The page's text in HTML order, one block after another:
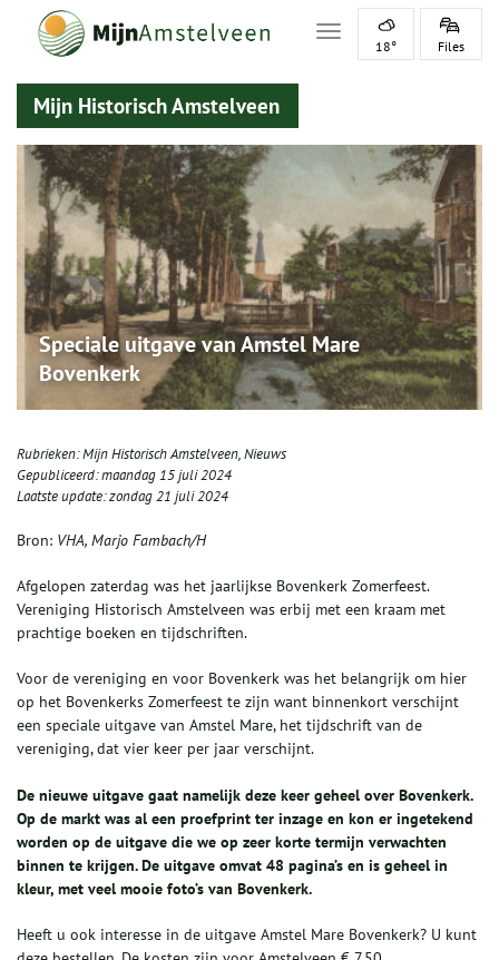
Toggle navigation
18° Files
Mijn Historisch Amstelveen
Speciale uitgave van Amstel Mare
Bovenkerk
Rubrieken:Mijn Historisch Amstelveen,Nieuws
Gepubliceerd:maandag 15 juli 2024
Laatste update:zondag 21 juli 2024
Bron: VHA, Marjo Fambach/H
Afgelopen zaterdag was het jaarlijkse Bovenkerk Zomerfeest.
Vereniging Historisch Amstelveen was erbij met een kraam met
prachtige boeken en tijdschriften.
Voor de vereniging en voor Bovenkerk was het belangrijk om hier
op het Bovenkerks Zomerfeest te zijn want binnenkort verschijnt
een speciale uitgave van Amstel Mare, het tijdschrift van de
vereniging, dat vier keer per jaar verschijnt.
De nieuwe uitgave gaat namelijk deze keer geheel over Bovenkerk.
Op de markt was al een proefprint ter inzage en kon er ingetekend
worden op de uitgave die we op zeer korte termijn verwachten
binnen te krijgen. De uitgave omvat 48 pagina’s en is geheel in
kleur, met veel mooie foto’s van Bovenkerk.
Heeft u ook interesse in de uitgave Amstel Mare Bovenkerk? U kunt